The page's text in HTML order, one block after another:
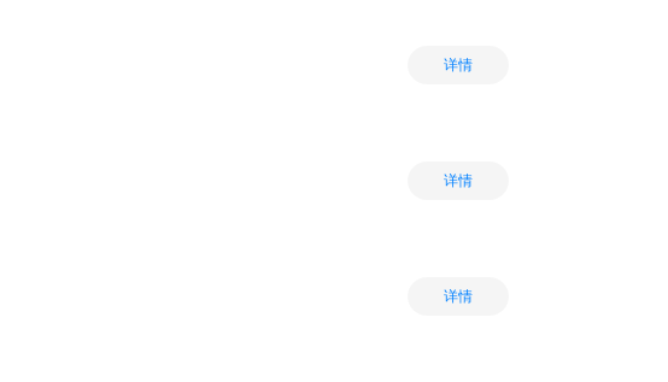
详情
详情
详情